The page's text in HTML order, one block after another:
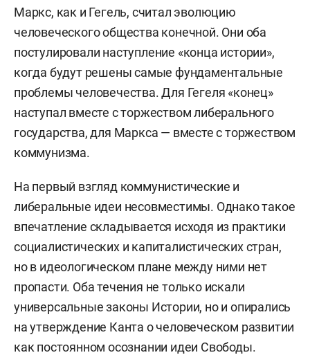
Маркс, как и Гегель, считал эволюцию
человеческого общества конечной. Они оба
постулировали наступление «конца истории»,
когда будут решены самые фундаментальные
проблемы человечества. Для Гегеля «конец»
наступал вместе с торжеством либерального
государства, для Маркса — вместе с торжеством
коммунизма.
На первый взгляд коммунистические и
либеральные идеи несовместимы. Однако такое
впечатление складывается исходя из практики
социалистических и капиталистических стран,
но в идеологическом плане между ними нет
пропасти. Оба течения не только искали
универсальные законы Истории, но и опирались
на утверждение Канта о человеческом развитии
как постоянном осознании идеи Свободы.